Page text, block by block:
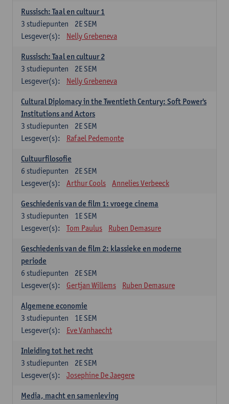
Russisch: Taal en cultuur 1
2E SEM
3 studiepunten
Lesgever(s):
Nelly Grebeneva
Russisch: Taal en cultuur 2
2E SEM
3 studiepunten
Lesgever(s):
Nelly Grebeneva
Cultural Diplomacy in the Twentieth Century: Soft Power's
Institutions and Actors
2E SEM
3 studiepunten
Lesgever(s):
Rafael Pedemonte
Cultuurfilosofie
2E SEM
6 studiepunten
Lesgever(s):
Arthur Cools Annelies Verbeeck
Geschiedenis van de film 1: vroege cinema
1E SEM
3 studiepunten
Lesgever(s):
Tom Paulus Ruben Demasure
Geschiedenis van de film 2: klassieke en moderne
periode
2E SEM
6 studiepunten
Lesgever(s):
Gertjan Willems Ruben Demasure
Algemene economie
1E SEM
3 studiepunten
Lesgever(s):
Eve Vanhaecht
Inleiding tot het recht
2E SEM
3 studiepunten
Lesgever(s):
Josephine De Jaegere
Media, macht en samenleving